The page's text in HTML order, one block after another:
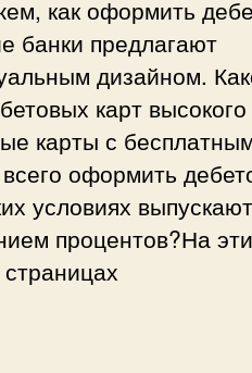
как оформить
банки предлагают
дизайном.
карт высокого
карты с
оформить
условиях выпускают
процентов?На эти